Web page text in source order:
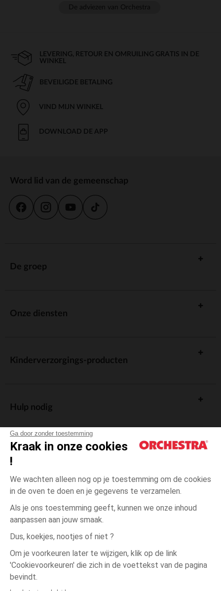
Ga door zonder toestemming
Kraak in onze cookies
!
We wachten alleen nog op je toestemming om de cookies
in de oven te doen en je gegevens te verzamelen.
Als je ons toestemming geeft, kunnen we onze inhoud
aanpassen aan jouw smaak.
Dus, koekjes, nootjes of niet ?
Om je voorkeuren later te wijzigen, klik op de link
'Cookievoorkeuren' die zich in de voettekst van de pagina
bevindt.
Grijs Grijs 24
LEVERING, RETOUR EN OMRUILING GRATIS IN DE
WINKEL
BEVEILIGDE BETALING
VIND MIJN WINKEL
DOWNLOAD DE APP
Word lid van de gemeenschap
De groep
Onze diensten
Kinderverzorgings-producten
Hulp nodig
Algemene verkoopsvoorwaarden
Wettelijke bepalingen
Persoonsgegevens